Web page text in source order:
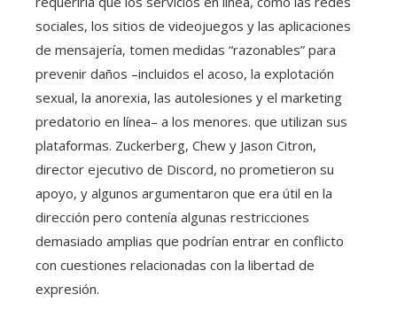
sociales, los sitios de videojuegos y las aplicaciones
de mensajería, tomen medidas “razonables” para
prevenir daños –incluidos el acoso, la explotación
sexual, la anorexia, las autolesiones y el marketing
predatorio en línea– a los menores. que utilizan sus
plataformas. Zuckerberg, Chew y Jason Citron,
director ejecutivo de Discord, no prometieron su
apoyo, y algunos argumentaron que era útil en la
dirección pero contenía algunas restricciones
demasiado amplias que podrían entrar en conflicto
con cuestiones relacionadas con la libertad de
expresión.